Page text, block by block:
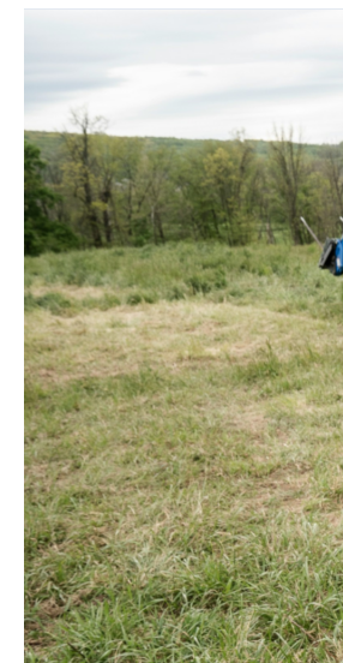
Journée
internationale
des
femmes
rurales